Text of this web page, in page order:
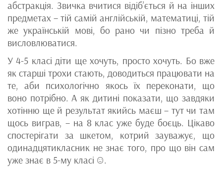
абстракція. Звичка вчитися відіб’ється й на інших
предметах – тій самій англійській, математиці, тій
же українській мові, бо рано чи пізно треба й
висловлюватися.
У 4-5 класі діти ще хочуть, просто хочуть. Бо вже
як старші трохи стають, доводиться працювати на
те, аби психологічно якось їх переконати, що
воно потрібно. А як дитині показати, що завдяки
хотінню ще й результат якийсь маєш – тут чи там
щось виграв, – на 8 клас уже буде боєць. Цікаво
спостерігати за шкетом, котрий зауважує, що
одинадцятикласник не знає того, про що він сам
уже знає в 5-му класі ☺.